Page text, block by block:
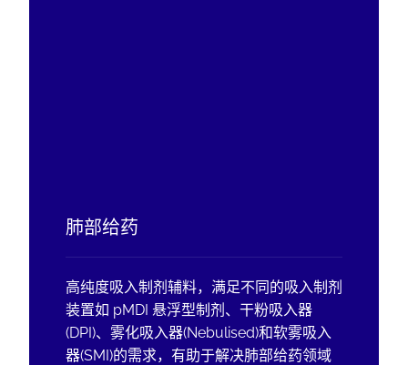
肺部给药
高纯度吸入制剂辅料，满足不同的吸入制剂
装置如 pMDI 悬浮型制剂、干粉吸入器
(DPI)、雾化吸入器(Nebulised)和软雾吸入
器(SMI)的需求，有助于解决肺部给药领域